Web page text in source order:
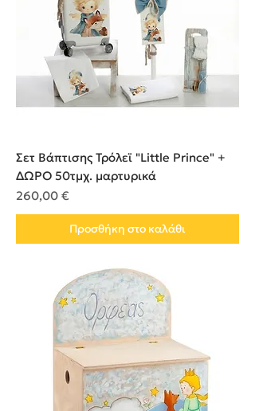
Σετ Βάπτισης Τρόλεϊ "Little Prince" +
ΔΩΡΟ 50τμχ. μαρτυρικά
Τιμή
260,00 €
Προσθήκη στο καλάθι